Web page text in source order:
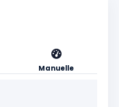
Manuelle